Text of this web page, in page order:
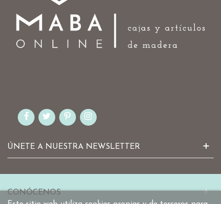
ÚNETE A NUESTRA NEWSLETTER
CONÓCENOS